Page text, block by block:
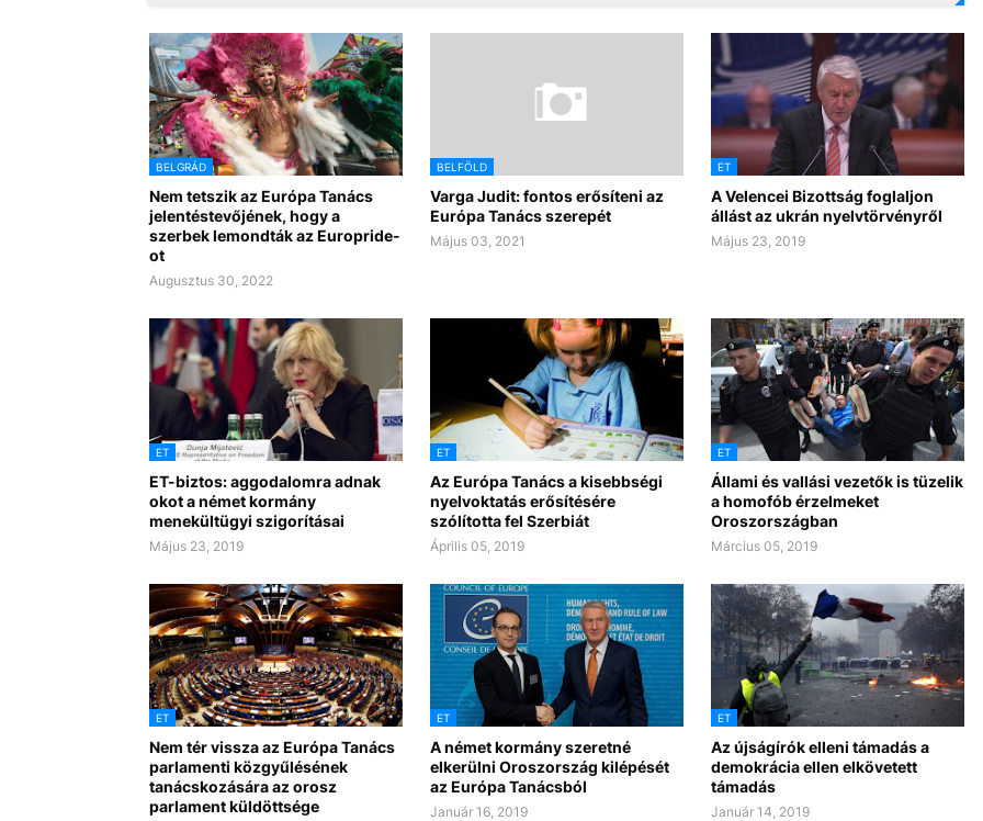
BELGRÁD
Nem tetszik az Európa Tanács
jelentéstevőjének, hogy a
szerbek lemondták az Europride-
ot
Augusztus 30, 2022
BELFÖLD
Varga Judit: fontos erősíteni az
Európa Tanács szerepét
Május 03, 2021
ET
A Velencei Bizottság foglaljon
állást az ukrán nyelvtörvényről
Május 23, 2019
ET
ET-biztos: aggodalomra adnak
okot a német kormány
menekültügyi szigorításai
Május 23, 2019
ET
Az Európa Tanács a kisebbségi
nyelvoktatás erősítésére
szólította fel Szerbiát
Április 05, 2019
ET
Állami és vallási vezetők is tüzelik
a homofób érzelmeket
Oroszországban
Március 05, 2019
ET
Nem tér vissza az Európa Tanács
parlamenti közgyűlésének
tanácskozására az orosz
parlament küldöttsége
ET
A német kormány szeretné
elkerülni Oroszország kilépését
az Európa Tanácsból
Január 16, 2019
ET
Az újságírók elleni támadás a
demokrácia ellen elkövetett
támadás
Január 14, 2019